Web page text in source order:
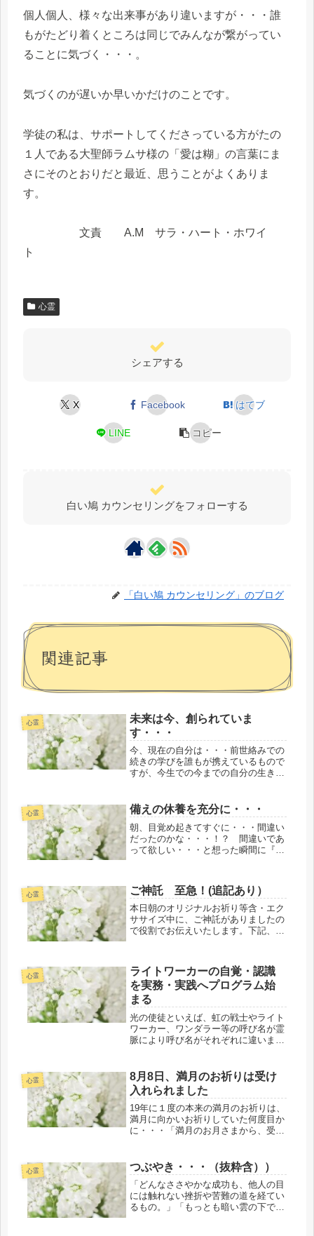
個人個人、様々な出来事があり違いますが・・・誰
もがたどり着くところは同じでみんなが繋がってい
ることに気づく・・・。
気づくのが遅いか早いかだけのことです。
学徒の私は、サポートしてくださっている方がたの
１人である大聖師ラムサ様の「愛は糊」の言葉にま
さにそのとおりだと最近、思うことがよくありま
す。
文責 A.M サラ・ハート・ホワイ
ト
心霊
シェアする
X Facebook はてブ
LINE コピー
白い鳩 カウンセリングをフォローする
「白い鳩 カウンセリング」のブログ
関連記事
心霊
未来は今、創られていま
す・・・
今、現在の自分は・・・前世絡みでの
続きの学びを誰もが携えているもので
すが、今生での今までの自分の生き方
だいたのをあらためて思い出していま
す。日常生活での「想（思）い・行
い・...
心霊 備えの休養を充分に・・・
朝、目覚め起きてすぐに・・・間違い
だったのかな・・・！？ 間違いであ
って欲しい・・・と想った瞬間に『間
す・・・。昨夜より・・・「干
潮・・・」のキーワードが来ていま
す。先ほども「引き...
心霊 ご神託 至急！(追記あり）
本日朝のオリジナルお祈り等含・エク
ササイズ中に、ご神託がありましたの
で役割でお伝えいたします。下記、ご
は絶対に読んで欲しくない下巻の本と
のことです。」「聖なるホワイトライ
オ...
心霊
ライトワーカーの自覚・認識
を実務・実践へプログラム始
まる
光の使徒といえば、虹の戦士やライト
ワーカー、ワンダラー等の呼び名が霊
脈により呼び名がそれぞれに違います
スビジョンを選択して今生に自分の魂
（スピリット）が求めて来たもので
す。...
心霊
8月8日、満月のお祈りは受け
入れられました
19年に１度の本来の満月のお祈りは、
満月に向かいお祈りしていた何度目か
に・・・「満月のお月さまから、受け
す。＊そのようなことがあってから、
私は今も起きています。もっと
も・・...
心霊 つぶやき・・・（抜粋含））
「どんなささやかな成功も、他人の目
には触れない挫折や苦難の道を経てい
るもの。」「もっとも暗い雲の下で